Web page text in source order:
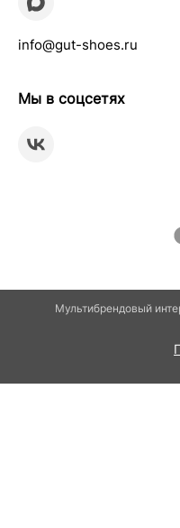
info@gut-shoes.ru
Мы в соцсетях
Мультибрендовый